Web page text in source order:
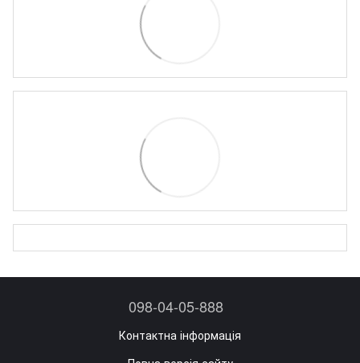
098-04-05-888
Контактна інформація